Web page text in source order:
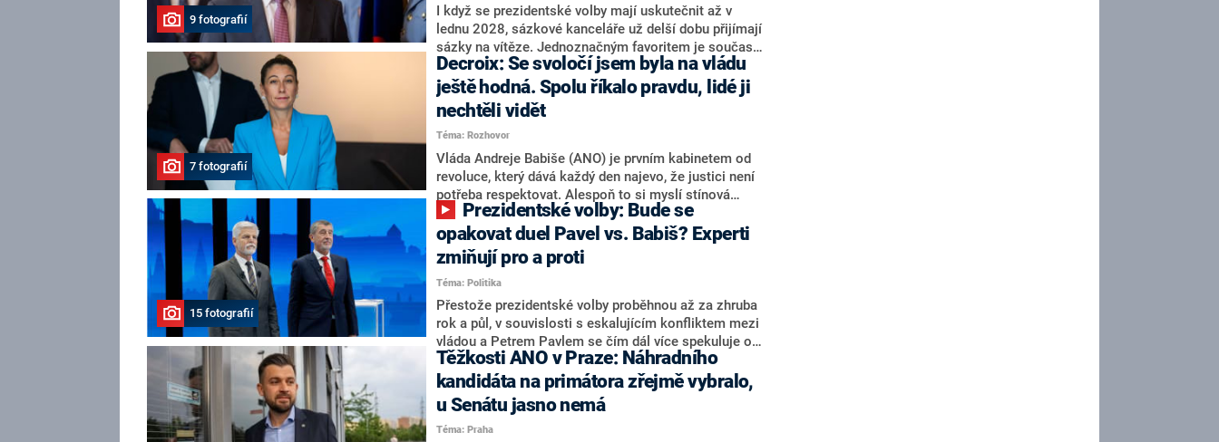
Zdeněk Nytra redakci řekl, že počítá s odchodem
některých senátorů z klubu a že Naše Česko není
nepřítel, ale soupeř.
9 fotografií
I když se prezidentské volby mají uskutečnit až v
lednu 2028, sázkové kanceláře už delší dobu přijímají
sázky na vítěze. Jednoznačným favoritem je současná
hlava státu Petr Pavel. Daleko za ním pak bookmakeři
zmiňují dva výrazné politiky ANO, tedy premiéra
Andreje Babiše a ministra průmyslu Karla Havlíčka.
Oblíbeným tipem samotných sázkařů je poslanec za
Motoristy Filip Turek. Politolog Jan Kubáček nicméně
o případné kandidatuře kohokoliv ze zmíněné trojice
značně pochybuje. Podle něj současná koalice dosud
nemá osobu, která by Pavlovi mohla konkurovat.
7 fotografií
Decroix: Se svoločí jsem byla na vládu
ještě hodná. Spolu říkalo pravdu, lidé ji
nechtěli vidět
Téma: Rozhovor
Vláda Andreje Babiše (ANO) je prvním kabinetem od
revoluce, který dává každý den najevo, že justici není
potřeba respektovat. Alespoň to si myslí stínová
ministryně spravedlnosti ODS Eva Decroix. V
rozhovoru pro CNN Prima NEWS si nebrala servítky
ohledně politického výkonu svého nástupce Jeronýma
Tejce (za ANO) či vládní zmocněnkyně pro lidská
práva Taťány Malé (ANO). Označením „svoloč“ na
adresu vlády prý byla ještě hodná. Decroix se také
vrátila k volební porážce koalice Spolu či promluvila o
hnutí Naše Česko Martina Kuby.
15 fotografií
opakovat duel Pavel vs. Babiš? Experti
zmiňují pro a proti
Téma: Politika
Přestože prezidentské volby proběhnou až za zhruba
rok a půl, v souvislosti s eskalujícím konfliktem mezi
vládou a Petrem Pavlem se čím dál více spekuluje o
tom, koho by do bitvy o Hrad mohla vyslat současná
koalice. Někteří političtí komentátoři znovu vytahují
jméno premiéra Andreje Babiše (ANO). Jak moc je
pravděpodobné, že se v prezidentských volbách 2028
bude znovu opakovat souboj z roku 2023?
Těžkosti ANO v Praze: Náhradního
kandidáta na primátora zřejmě vybralo,
u Senátu jasno nemá
Téma: Praha